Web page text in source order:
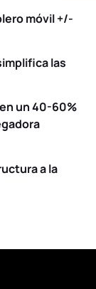
móvil +/-
las
un 40-60%
a la